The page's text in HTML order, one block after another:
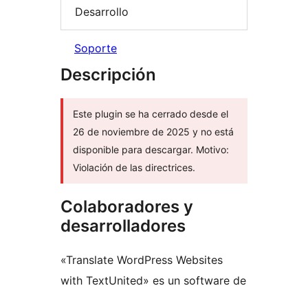
Desarrollo
Soporte
Descripción
Este plugin se ha cerrado desde el
26 de noviembre de 2025 y no está
disponible para descargar. Motivo:
Violación de las directrices.
Colaboradores y
desarrolladores
«Translate WordPress Websites
with TextUnited» es un software de